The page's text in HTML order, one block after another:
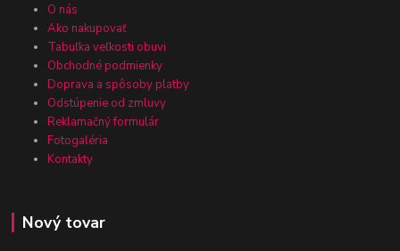
O nás
Ako nakupovať
Tabuľka veľkosti obuvi
Obchodné podmienky
Doprava a spôsoby platby
Odstúpenie od zmluvy
Reklamačný formulár
Fotogaléria
Kontakty
Nový tovar